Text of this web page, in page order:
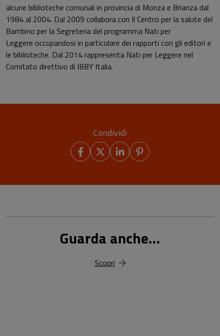
alcune biblioteche comunali in provincia di Monza e Brianza dal
1984 al 2004. Dal 2009 collabora con Il Centro per la salute del
Bambino per la Segreteria del programma Nati per
Leggere occupandosi in particolare dei rapporti con gli editori e
le biblioteche. Dal 2014 rappresenta Nati per Leggere nel
Comitato direttivo di IBBY Italia.
Condividi
Guarda anche...
Scopri